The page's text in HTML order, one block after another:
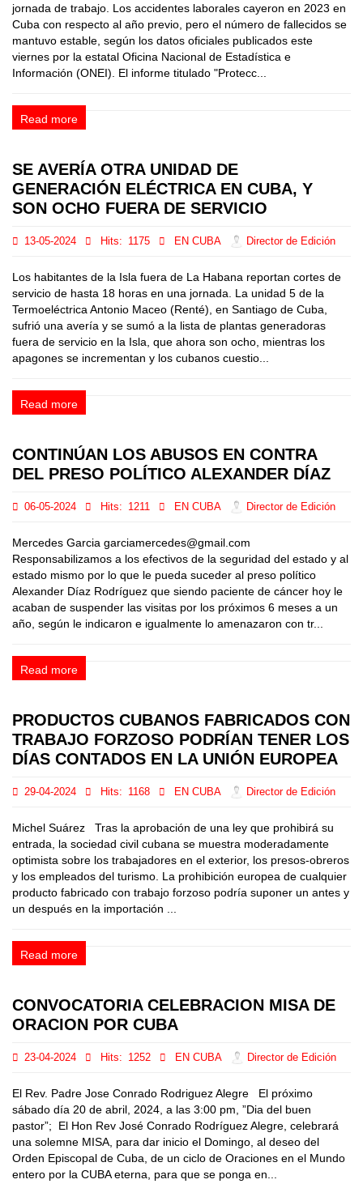
jornada de trabajo. Los accidentes laborales cayeron en 2023 en
Cuba con respecto al año previo, pero el número de fallecidos se
mantuvo estable, según los datos oficiales publicados este
viernes por la estatal Oficina Nacional de Estadística e
Información (ONEI). El informe titulado "Protecc...
Read more
SE AVERÍA OTRA UNIDAD DE
GENERACIÓN ELÉCTRICA EN CUBA, Y
SON OCHO FUERA DE SERVICIO
13-05-2024 Hits: 1175 EN CUBA Director de Edición
Los habitantes de la Isla fuera de La Habana reportan cortes de
servicio de hasta 18 horas en una jornada. La unidad 5 de la
Termoeléctrica Antonio Maceo (Renté), en Santiago de Cuba,
sufrió una avería y se sumó a la lista de plantas generadoras
fuera de servicio en la Isla, que ahora son ocho, mientras los
apagones se incrementan y los cubanos cuestio...
Read more
CONTINÚAN LOS ABUSOS EN CONTRA
DEL PRESO POLÍTICO ALEXANDER DÍAZ
06-05-2024 Hits: 1211 EN CUBA Director de Edición
Mercedes Garcia garciamercedes@gmail.com
Responsabilizamos a los efectivos de la seguridad del estado y al
estado mismo por lo que le pueda suceder al preso político
Alexander Díaz Rodríguez que siendo paciente de cáncer hoy le
acaban de suspender las visitas por los próximos 6 meses a un
año, según le indicaron e igualmente lo amenazaron con tr...
Read more
PRODUCTOS CUBANOS FABRICADOS CON
TRABAJO FORZOSO PODRÍAN TENER LOS
DÍAS CONTADOS EN LA UNIÓN EUROPEA
29-04-2024 Hits: 1168 EN CUBA Director de Edición
Michel Suárez Tras la aprobación de una ley que prohibirá su
entrada, la sociedad civil cubana se muestra moderadamente
optimista sobre los trabajadores en el exterior, los presos-obreros
y los empleados del turismo. La prohibición europea de cualquier
producto fabricado con trabajo forzoso podría suponer un antes y
un después en la importación ...
Read more
CONVOCATORIA CELEBRACION MISA DE
ORACION POR CUBA
23-04-2024 Hits: 1252 EN CUBA Director de Edición
El Rev. Padre Jose Conrado Rodriguez Alegre El próximo
sábado día 20 de abril, 2024, a las 3:00 pm, ”Dia del buen
pastor”; El Hon Rev José Conrado Rodríguez Alegre, celebrará
una solemne MISA, para dar inicio el Domingo, al deseo del
Orden Episcopal de Cuba, de un ciclo de Oraciones en el Mundo
entero por la CUBA eterna, para que se ponga en...